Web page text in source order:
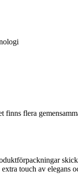
flera
touch av elegans